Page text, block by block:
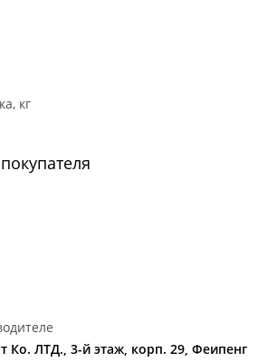
кг
ЛТД., 3-й этаж, корп. 29, Феипенг